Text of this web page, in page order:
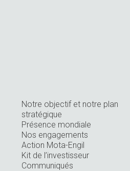
Notre objectif et notre plan
stratégique
Présence mondiale
Nos engagements
Action Mota-Engil
Kit de l’investisseur
Communiqués